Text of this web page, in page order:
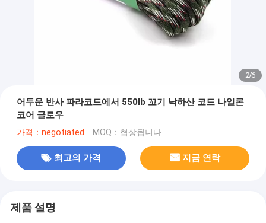
2/6
어두운 반사 파라코드에서 550lb 꼬기 낙하산 코드 나일론
코어 글로우
가격：negotiated MOQ：협상됩니다
최고의 가격 지금 연락
제품 설명